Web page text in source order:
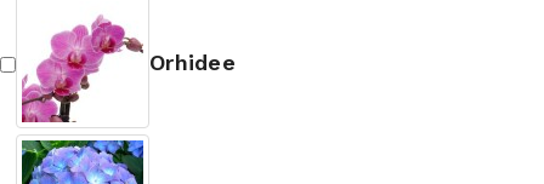
Orhidee